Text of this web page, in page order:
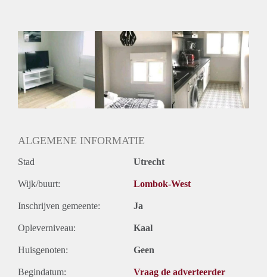
Gedeelde Douche: Ja
Gedeelde woonkamer: Ja
Huisgenoten: Ja
Geslacht huisgenoten: Gemengd
ALGEMENE INFORMATIE
Stad Utrecht
Wijk/buurt: Lombok-West
Inschrijven gemeente: Ja
Opleverniveau: Kaal
Huisgenoten: Geen
Begindatum: Vraag de adverteerder